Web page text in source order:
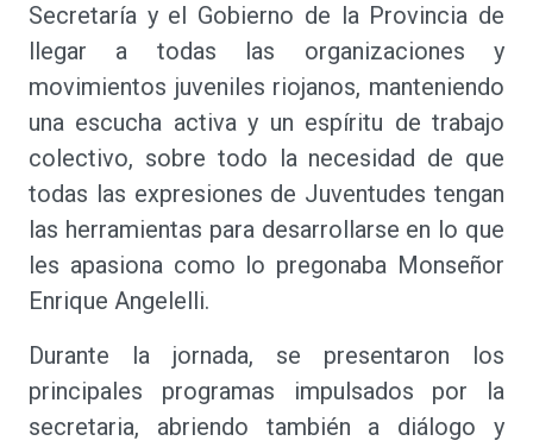
Secretaría y el Gobierno de la Provincia de
llegar a todas las organizaciones y
movimientos juveniles riojanos, manteniendo
una escucha activa y un espíritu de trabajo
colectivo, sobre todo la necesidad de que
todas las expresiones de Juventudes tengan
las herramientas para desarrollarse en lo que
les apasiona como lo pregonaba Monseñor
Enrique Angelelli.
Durante la jornada, se presentaron los
principales programas impulsados por la
secretaria, abriendo también a diálogo y